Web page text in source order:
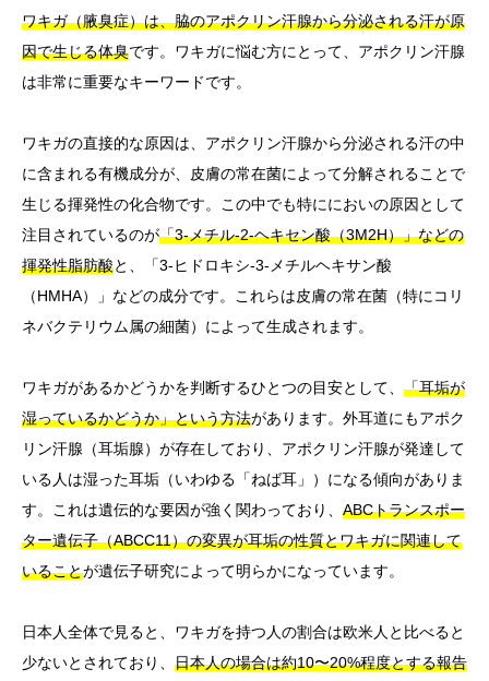
ワキガ（腋臭症）は、脇のアポクリン汗腺から分泌される汗が原
因で生じる体臭です。ワキガに悩む方にとって、アポクリン汗腺
は非常に重要なキーワードです。
ワキガの直接的な原因は、アポクリン汗腺から分泌される汗の中
に含まれる有機成分が、皮膚の常在菌によって分解されることで
生じる揮発性の化合物です。この中でも特ににおいの原因として
注目されているのが「3-メチル-2-ヘキセン酸（3M2H）」などの
揮発性脂肪酸と、「3-ヒドロキシ-3-メチルヘキサン酸
（HMHA）」などの成分です。これらは皮膚の常在菌（特にコリ
ネバクテリウム属の細菌）によって生成されます。
ワキガがあるかどうかを判断するひとつの目安として、 「耳垢が
湿っているかどうか」という方法があります。外耳道にもアポク
リン汗腺（耳垢腺）が存在しており、アポクリン汗腺が発達して
いる人は湿った耳垢（いわゆる「ねば耳」）になる傾向がありま
す。これは遺伝的な要因が強く関わっており、 ABCトランスポー
ター遺伝子（ABCC11）の変異が耳垢の性質とワキガに関連して
いることが遺伝子研究によって明らかになっています。
日本人全体で見ると、ワキガを持つ人の割合は欧米人と比べると
少ないとされており、 日本人の場合は約10〜20%程度とする報告